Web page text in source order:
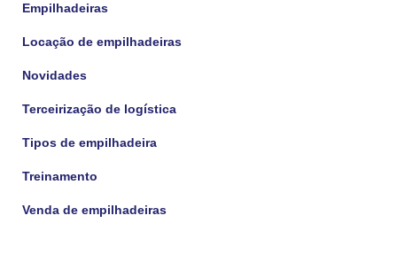
Empilhadeiras
Locação de empilhadeiras
Novidades
Terceirização de logística
Tipos de empilhadeira
Treinamento
Venda de empilhadeiras